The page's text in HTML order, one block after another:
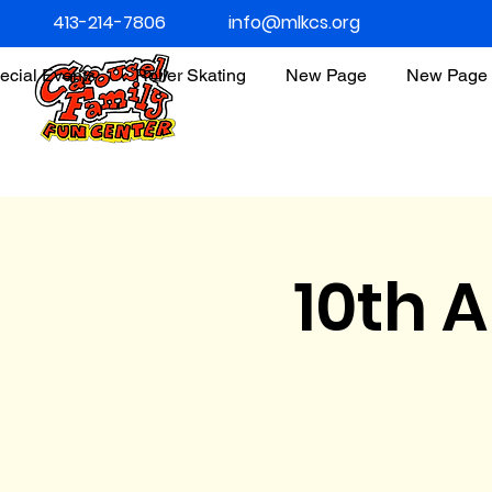
Events Roller Skating New Page New Page
413-214-7806 info@mlkcs.org
10th